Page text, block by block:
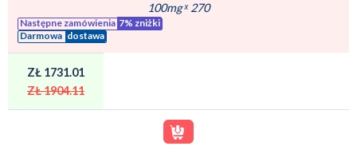
100mgˣ270
Następne zamówienia 7% zniżki
Darmowa dostawa
ZŁ 1731.01
ZŁ 1904.11